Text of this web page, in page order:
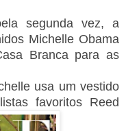
segunda vez, a
Michelle Obama
Branca para as
usa um vestido
favoritos Reed